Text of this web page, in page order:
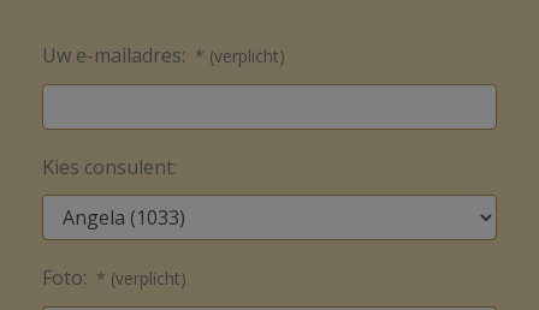
Uw e-mailadres: * (verplicht)
Kies consulent:
Foto: * (verplicht)